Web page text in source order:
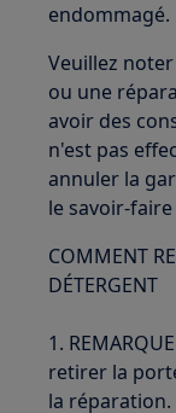
endommagé.
Veuillez
ou une
avoir des
n'est pas
annuler la
le savoir-
COMMENT
DÉTERGENT
1.
retirer la
la réparation.